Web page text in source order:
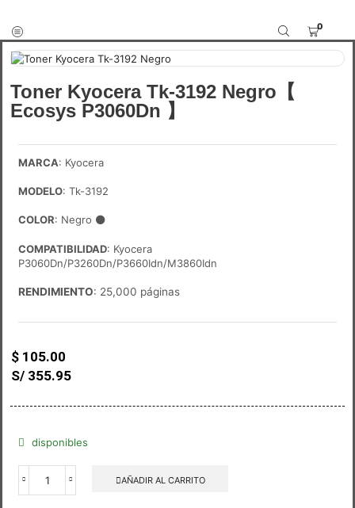
0
Toner Kyocera Tk-3192 Negro【
Ecosys P3060Dn 】
MARCA: Kyocera
MODELO: Tk-3192
COLOR: Negro ⚫
COMPATIBILIDAD: Kyocera
P3060Dn/P3260Dn/P3660Idn/M3860Idn
RENDIMIENTO: 25,000 páginas
$ 105.00
S/ 355.95
disponibles
AÑADIR AL CARRITO